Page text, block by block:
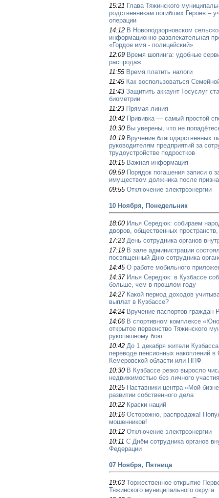
15:21 Глава Тяжинского
родственникам погибших Героев –
операции
14:12 В Новоподзорновском
информационно-развлекательная
«Гордое имя - полицейский»
12:09 Время шопинга: удобные
распродаж
11:55 Время платить налоги
11:45 Как воспользоваться
11:43 Защитить аккаунт Госуслуг
биометрии
11:23 Прямая линия
10:42 Прививка — самый простой
10:30 Вы уверены, что не
10:19 Вручение благодарственных
руководителям предприятий за
трудоустройстве подростков
10:15 Важная информация
09:59 Порядок погашения записи о
имуществом должника после
09:55 Отключение электроэнергии
10 Ноября, Понедельник
18:00 Илья Середюк: собираем
дворов, общественных
17:23 День сотрудника органов
17:19 В зале администрации
посвященный Дню сотрудника
14:45 О работе мобильного
14:37 Илья Середюк: в Кузбассе
больше, чем в прошлом году
14:27 Какой период доходов
выплат в Кузбассе?
14:24 Вручение паспортов
14:06 В спортивном комплексе
открытое первенство Тяжинского
рукопашному бою
10:42 До 1 декабря жители
переводе пенсионных накоплений
Кемеровской области или НПФ
10:30 В Кузбассе резко выросло
недвижимостью без личного
10:25 Наставники центра «Мой
развитии собственного дела
10:22 Краски наций
10:16 Осторожно, распродажа!
мошенников!
10:12 Отключение электроэнергии
10:11 С Днём сотрудника органов
Федерации
07 Ноября, Пятница
19:03 Торжественное открытие
Тяжинского муниципального округа